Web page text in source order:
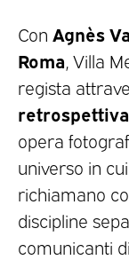
Con Agnès
Roma , Villa
regista
opera
universo in cui
richiamano
discipline
comunicanti